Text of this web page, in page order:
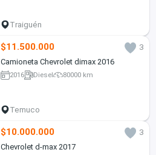
Traiguén
$11.500.000
3
Camioneta Chevrolet dimax 2016
2016 Diesel 80000 km
Temuco
$10.000.000
3
Chevrolet d-max 2017